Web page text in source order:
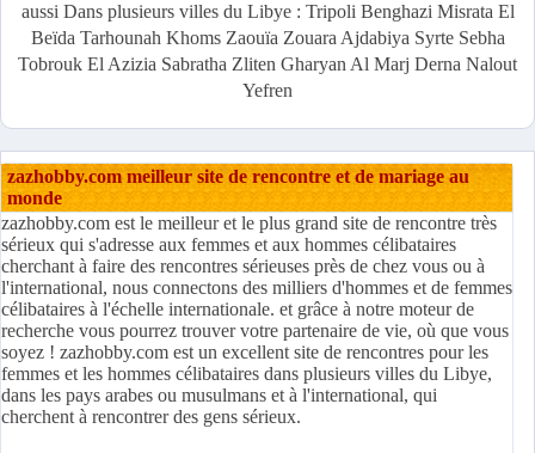
aussi Dans plusieurs villes du Libye : Tripoli Benghazi Misrata El
Beïda Tarhounah Khoms Zaouïa Zouara Ajdabiya Syrte Sebha
Tobrouk El Azizia Sabratha Zliten Gharyan Al Marj Derna Nalout
Yefren
zazhobby.com meilleur site de rencontre et de mariage au
monde
zazhobby.com est le meilleur et le plus grand site de rencontre très
sérieux qui s'adresse aux femmes et aux hommes célibataires
cherchant à faire des rencontres sérieuses près de chez vous ou à
l'international, nous connectons des milliers d'hommes et de femmes
célibataires à l'échelle internationale. et grâce à notre moteur de
recherche vous pourrez trouver votre partenaire de vie, où que vous
soyez ! zazhobby.com est un excellent site de rencontres pour les
femmes et les hommes célibataires dans plusieurs villes du Libye,
dans les pays arabes ou musulmans et à l'international, qui
cherchent à rencontrer des gens sérieux.